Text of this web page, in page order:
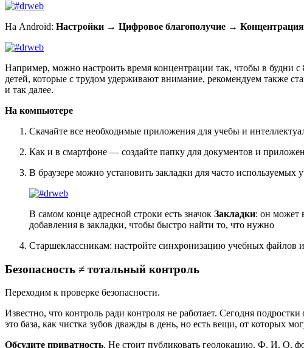
На Android: Настройки → Цифровое благополучие → Концентрация
Например, можно настроить время концентрации так, чтобы в будни
детей, которые с трудом удерживают внимание, рекомендуем также
и так далее.
На компьютере
Скачайте все необходимые приложения для учебы и
Как и в смартфоне — создайте папку для документов и
В браузере можно установить закладки для часто
В самом конце адресной строки есть значок Закладки: он может
добавления в закладки, чтобы быстро найти то, что нужно
Старшеклассникам: настройте синхронизацию учебных файлов
Безопасность ≠ тотальный контроль
Переходим к проверке безопасности.
Известно, что контроль ради контроля не работает. Сегодня
это база, как чистка зубов дважды в день, но есть вещи, от которых
Обсудите приватность. Не стоит публиковать геолокацию, Ф. И. О,